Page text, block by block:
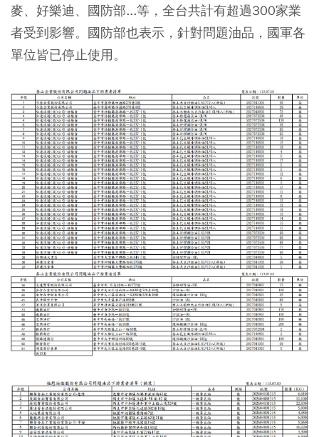
麥、好樂迪、國防部...等，全台共計有超過300家業
者受到影響。國防部也表示，針對問題油品，國軍各
單位皆已停止使用。